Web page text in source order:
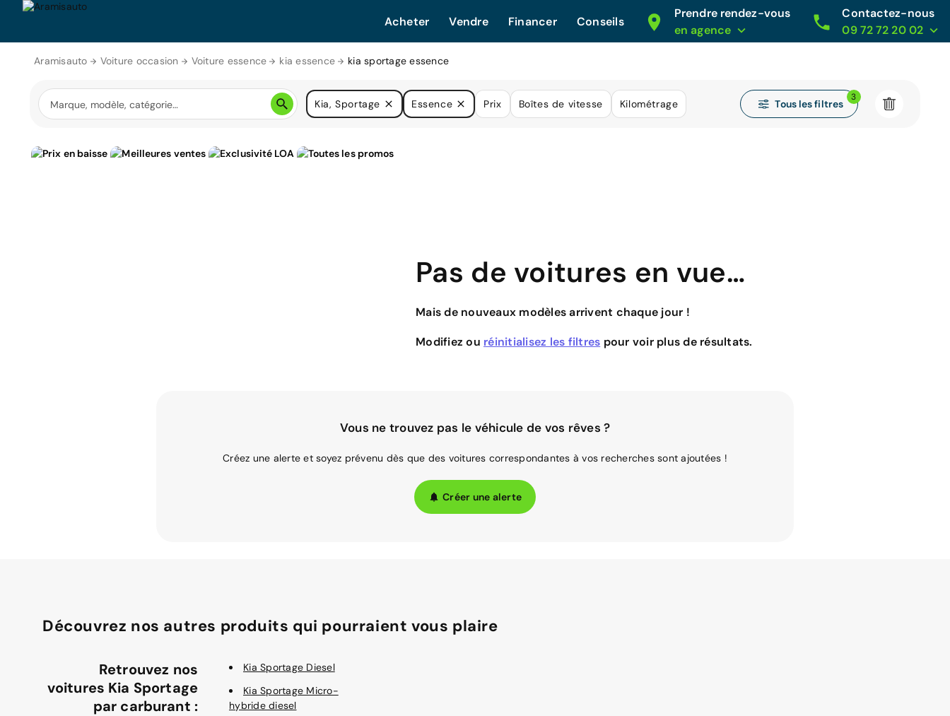
Acheter Vendre Financer Conseils
Prendre rendez-vous
en agence
Contactez-nous
09 72 72 20 02
Aramisauto Voiture occasion Voiture essence kia essence kia sportage essence
Kia, Sportage Essence Prix Boîtes de vitesse Kilométrage Tous les filtres
3
Pas de voitures en vue…
Mais de nouveaux modèles arrivent chaque jour !
Modifiez ou réinitialisez les filtres pour voir plus de résultats.
Vous ne trouvez pas le véhicule de vos rêves ?
Créez une alerte et soyez prévenu dès que des voitures correspondantes à vos recherches sont ajoutées !
Créer une alerte
Découvrez nos autres produits qui pourraient vous plaire
Retrouvez nos
voitures Kia Sportage
par carburant :
Kia Sportage Diesel
Kia Sportage Micro-
hybride diesel